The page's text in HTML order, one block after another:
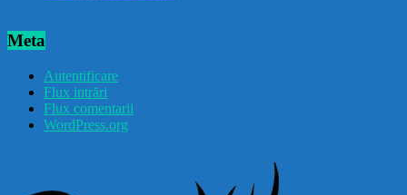
Meta
Autentificare
Flux intrări
Flux comentarii
WordPress.org